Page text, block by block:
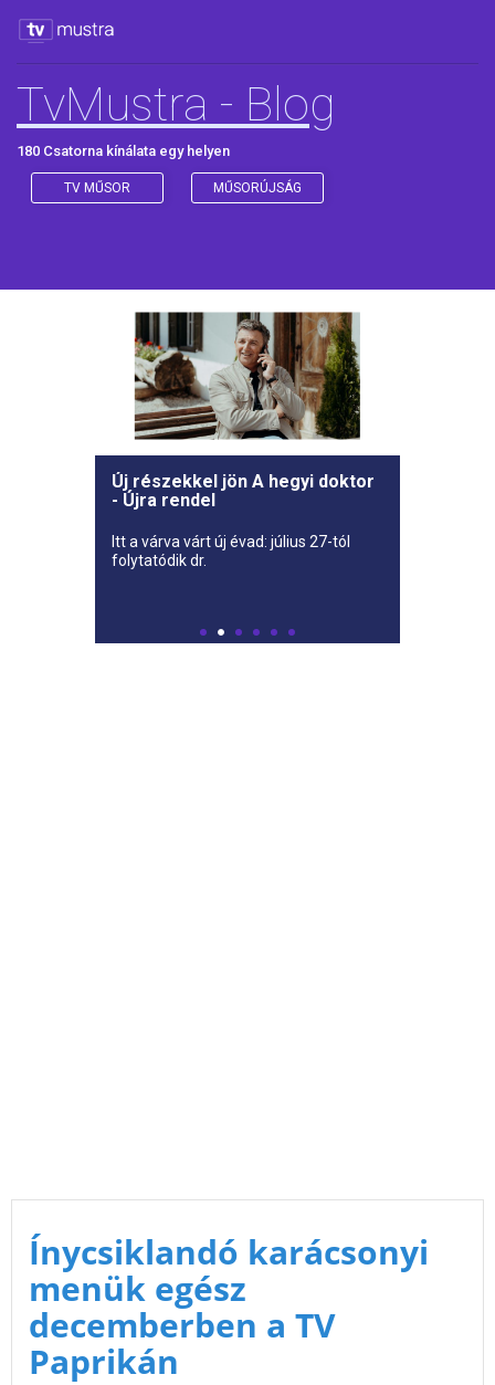
TvMustra - Blog
180 Csatorna kínálata egy helyen
TV MŰSOR MŰSORÚJSÁG
Új részekkel jön A hegyi doktor
- Újra rendel
Itt a várva várt új évad: július 27-tól
folytatódik dr.
Ínycsiklandó karácsonyi
menük egész
decemberben a TV
Paprikán